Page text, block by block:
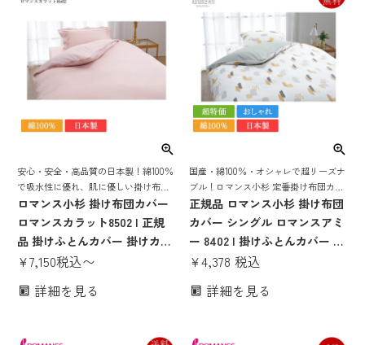
安心・安全・高品質の日本製！綿100％
で吸水性に優れ、肌に優しい掛け布団
カバー
ロマンス小杉 掛け布団カバー
ロマンスカラット8502 | 正規
品 掛けふとんカバー 掛けカバ
ー 綿100％ サテン 日本製 国産
ル ダブル
¥7,150税込〜
詳細を見る
国産・綿100％・オシャレで超リーズナ
ブル！ロマンス小杉 定番掛け布団カバ
ー
正規品 ロマンス小杉 掛け布団
カバー シングル ロマンスアミ
ー 8402 | 掛けふとんカバー 掛
けカバー 綿100％ 日本製
¥4,378 税込
詳細を見る